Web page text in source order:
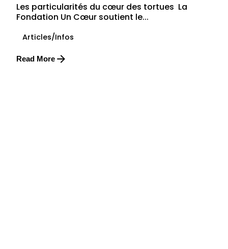
Les particularités du cœur des tortues La
Fondation Un Cœur soutient le...
Articles/Infos
Read More